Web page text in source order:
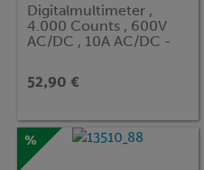
Digitalmultimeter ,
4.000 Counts , 600V
AC/DC , 10A AC/DC -
52,90 €
%